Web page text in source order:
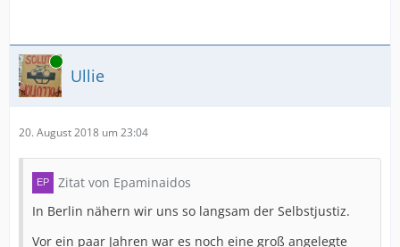
Online
Ullie
20. August 2018 um 23:04
Zitat von Epaminaidos
In Berlin nähern wir uns so langsam der Selbstjustiz.
Vor ein paar Jahren war es noch eine groß angelegte